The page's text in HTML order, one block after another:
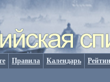
Правила Календарь